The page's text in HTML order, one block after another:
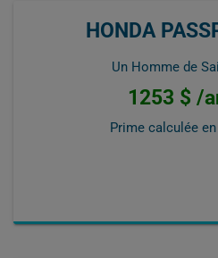
HONDA
Un Homme de
1253 $ /
Prime calculée en